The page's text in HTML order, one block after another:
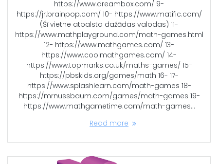
https://www.dreambox.com/ 9-
https://jr.brainpop.com/ 10- https://www.matific.com/
(Šī vietne atbalsta dažādas valodas) 11-
https://www.mathplayground.com/math-games.html
12- https://www.mathgames.com/ 13-
https://www.coolmathgames.com/ 14-
https://www.topmarks.co.uk/maths-games/ 15-
https://pbskids.org/games/math 16- 17-
https://www.splashlearn.com/math-games 18-
https://mrnussbaum.com/games/math-games 19-
https://www.mathgametime.com/math-games…
Read more